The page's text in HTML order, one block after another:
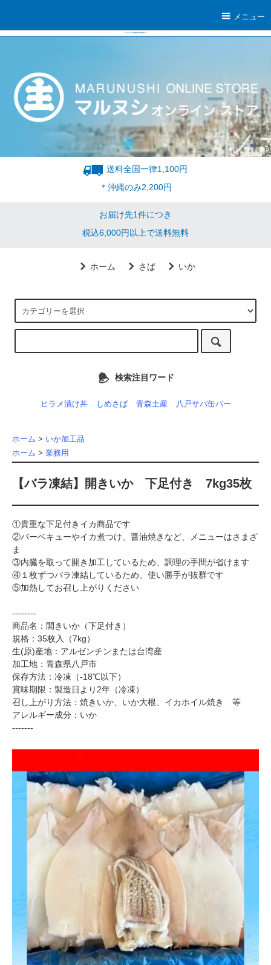
メニュー
送料全国一律1,100円
＊沖縄のみ2,200円
お届け先1件につき
税込6,000円以上で送料無料
ホーム さば いか
検索注目ワード
ヒラメ漬け丼 しめさば 青森土産 八戸サバ缶バー
ホーム > いか加工品
ホーム > 業務用
【バラ凍結】開きいか 下足付き 7kg35枚
①貴重な下足付きイカ商品です
②バーベキューやイカ煮つけ、醤油焼きなど、メニューはさまざ
ま
③内臓を取って開き加工しているため、調理の手間が省けます
④１枚ずつバラ凍結しているため、使い勝手が抜群です
⑤加熱してお召し上がりください
--------
商品名：開きいか（下足付き）
規格：35枚入（7kg）
生(原)産地：アルゼンチンまたは台湾産
加工地：青森県八戸市
保存方法：冷凍（-18℃以下）
賞味期限：製造日より2年（冷凍）
召し上がり方法：焼きいか、いか大根、イカホイル焼き 等
アレルギー成分：いか
-------